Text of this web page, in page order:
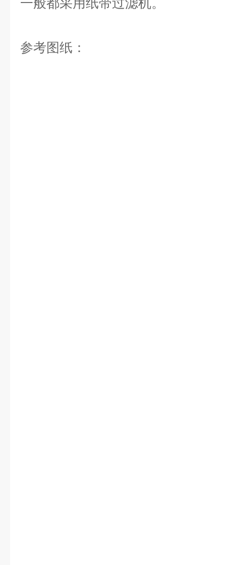
一般都采用纸带过滤机。
参考图纸：